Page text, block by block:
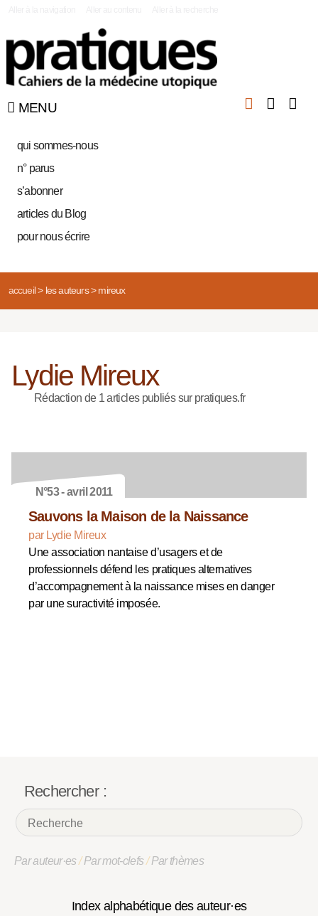
MENU
qui sommes-nous
n° parus
s’abonner
articles du Blog
pour nous écrire
accueil> les auteurs> mireux
Lydie Mireux
Rédaction de 1 articles publiés sur pratiques.fr
N°53 - avril 2011
Sauvons la Maison de la Naissance
par Lydie Mireux
Une association nantaise d’usagers et de
professionnels défend les pratiques alternatives
d’accompagnement à la naissance mises en danger
par une suractivité imposée.
Rechercher :
Par auteur·es/Par mot-clefs/Par thèmes
Index alphabétique des auteur·es